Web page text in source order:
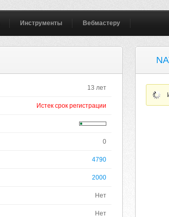
Инструменты Вебмастеру
13 лет
Истек срок регистрации
0
4790
2000
Нет
Нет